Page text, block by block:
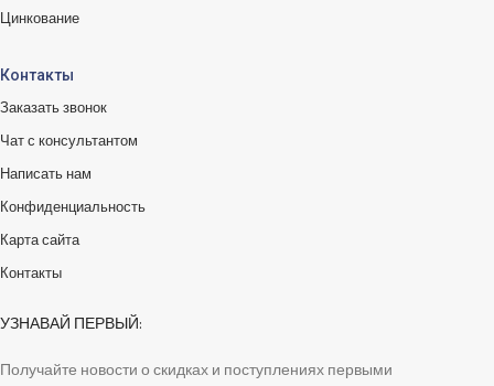
Цинкование
Контакты
Заказать звонок
Чат с консультантом
Написать нам
Конфиденциальность
Карта сайта
Контакты
УЗНАВАЙ ПЕРВЫЙ:
Получайте новости о скидках и поступлениях первыми